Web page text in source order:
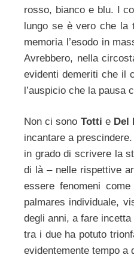
rosso, bianco e blu. I
lungo se è vero che la
memoria l’esodo in
Avrebbero, nella
evidenti demeriti che il
l’auspicio che la pausa
Non ci sono Totti e Del
incantare a
in grado di scrivere la
di là – nelle rispettive
essere fenomeni
palmares individuale,
degli anni, a fare
tra i due ha potuto
evidentemente tempo a